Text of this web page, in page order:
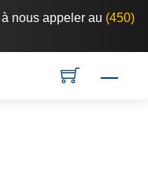
nous appeler au (450)
Menu